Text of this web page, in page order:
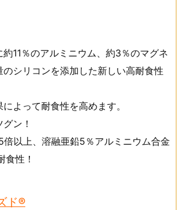
11％のアルミニウム、約3％のマグネ
のシリコンを添加した新しい高耐食性
よって耐食性を高めます。
ン！
倍以上、溶融亜鉛5％アルミニウム合金
食性！
ド®